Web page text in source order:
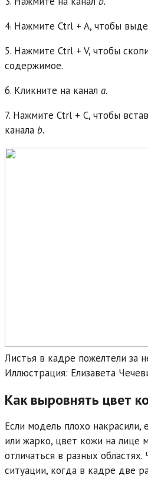
4. Нажмите Ctrl + A, чтобы
5. Нажмите Ctrl + V, чтобы
содержимое.
6. Кликните на канал a.
7. Нажмите Ctrl + С, чтобы
канала b.
Листья в кадре пожелтели за
Иллюстрация: Елизавета
Как выровнять цвет
Если модель плохо накрасили,
или жарко, цвет кожи на лице
отличаться в разных
ситуации, когда в кадре две